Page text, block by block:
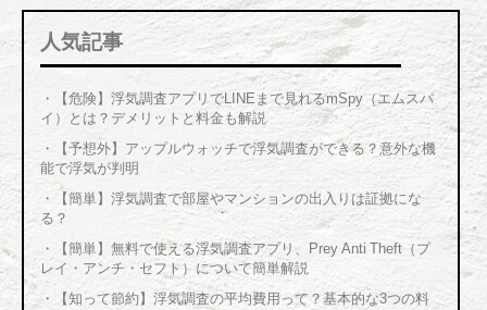
人気記事
・
【危険】浮気調査アプリでLINEまで見れるmSpy（エムスパ
イ）とは？デメリットと料金も解説
・
【予想外】アップルウォッチで浮気調査ができる？意外な機
能で浮気が判明
・
【簡単】浮気調査で部屋やマンションの出入りは証拠にな
る？
・
【簡単】無料で使える浮気調査アプリ、Prey Anti Theft（プ
レイ・アンチ・セフト）について簡単解説
・
【知って節約】浮気調査の平均費用って？基本的な3つの料